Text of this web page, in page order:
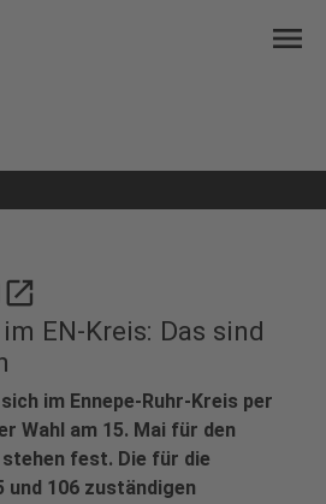
menu
open_in_new
EN-Kreis: Das sind
im Ennepe-Ruhr-Kreis per
Wahl am 15. Mai für den
fest. Die für die
und 106 zuständigen